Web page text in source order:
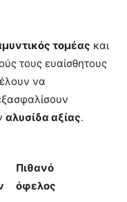
τομέας και
τους ευαίσθητους
να
αλυσίδα αξίας.
Πιθανό
όφελος